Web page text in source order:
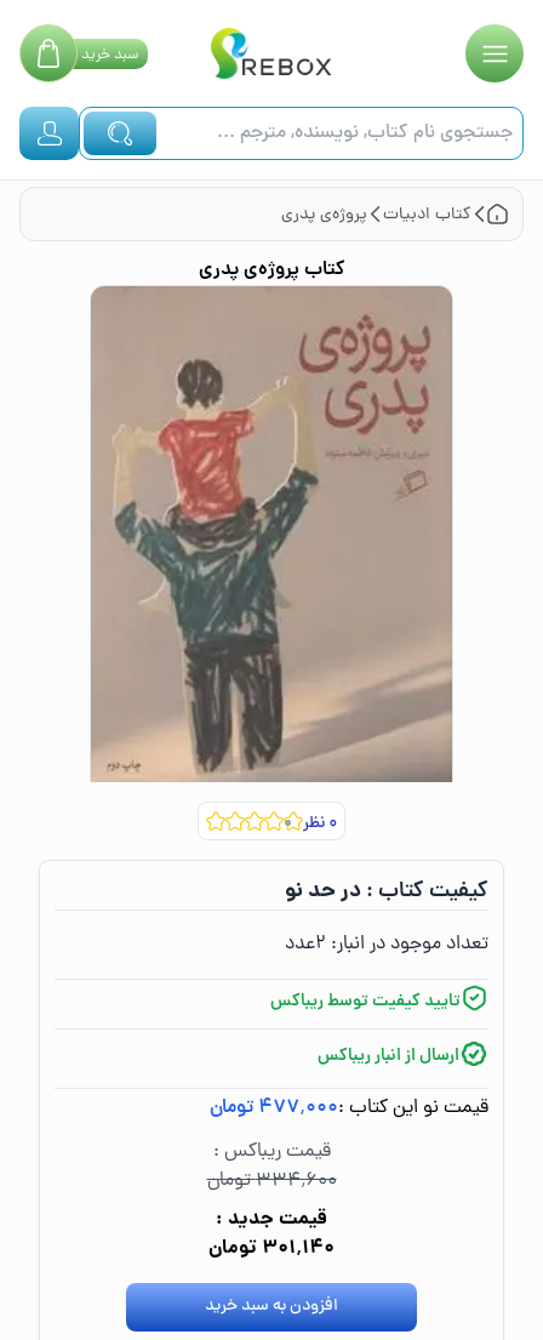
سبدخرید
کتاب ادبیات پروژه‌ی پدری
کتاب پروژه‌ی پدری
۰نظر
کیفیت کتاب :‌در حد نو
تعداد موجود در انبار:‌ ۲عدد
تایید کیفیت توسط ریباکس
ارسال از انبار ریباکس
قیمت نو این کتاب :۴۷۷٬۰۰۰ تومان
قیمت ریباکس :
۳۳۴٬۶۰۰ تومان
قیمت جدید :
۳۰۱٬۱۴۰ تومان
افزودن به سبد خرید